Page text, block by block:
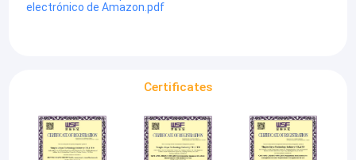
electrónico de Amazon.pdf
Certificates